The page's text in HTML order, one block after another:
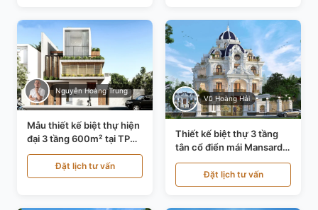
Nguyễn Hoàng Trung
Mẫu thiết kế biệt thự hiện
đại 3 tầng 600m² tại TP
Hồ Chí Minh KT24602
Đặt lịch tư vấn
Vũ Hoàng Hải
Thiết kế biệt thự 3 tầng
tân cổ điển mái Mansard
tại Thanh Hóa KT23104
Đặt lịch tư vấn